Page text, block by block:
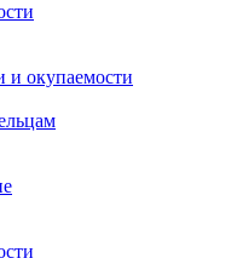
и окупаемости